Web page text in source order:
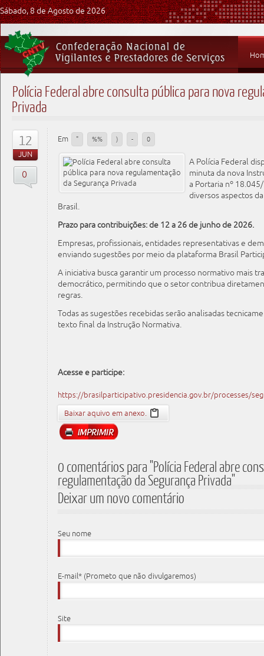
Sábado, 8 de Agosto de 2026
Polícia Federal abre consulta pública para nova
Privada
12
JUN
0
Em " %% ) - 0
A Polícia Federal
minuta da nova
a Portaria nº
diversos aspectos
Brasil.
Prazo para contribuições: de 12 a 26 de junho de 2026.
Empresas, profissionais, entidades representativas e
enviando sugestões por meio da plataforma Brasil
A iniciativa busca garantir um processo normativo mais
democrático, permitindo que o setor contribua
regras.
Todas as sugestões recebidas serão analisadas
texto final da Instrução Normativa.
Acesse e participe:
https://brasilparticipativo.presidencia.gov.br/processes/
Baixar aquivo em anexo.
0 comentários para "Polícia Federal abre
regulamentação da Segurança Privada"
Deixar um novo comentário
Seu nome
E-mail* (Prometo que não divulgaremos)
Site